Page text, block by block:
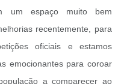
um espaço muito bem
recentemente, para
oficiais e estamos
emocionantes para coroar
a comparecer ao